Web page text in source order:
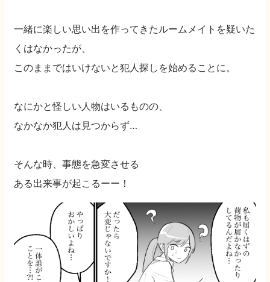
一緒に楽しい思い出を作ってきたルームメイトを疑いた
くはなかったが、
このままではいけないと犯人探しを始めることに。
なにかと怪しい人物はいるものの、
なかなか犯人は見つからず…
そんな時、事態を急変させる
ある出来事が起こるーー！